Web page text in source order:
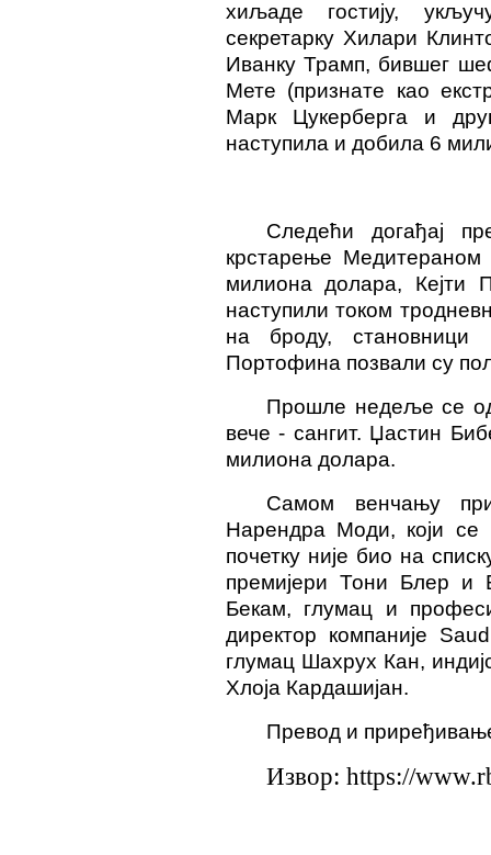
хиљаде гостију,
секретарку Хилари
ИванкуТрамп, бившег
Мете (признате као
Марк Цукерберга и
наступила и добила 6
Следећи догађај
крстарење Медитераном
милиона долара, Кејти
наступили током
на броду, становници
Портофина позвали су
Прошле недеље се
вече - сангит. Џастин
милиона долара.
Самом венчању
Нарендра Моди, који се
почетку није био на
премијери Тони Блер и
Бекам, глумац и
директор компаније
глумац Шахрух Кан,
Хлоја Кардашијан.
Превод и
Извор: https://